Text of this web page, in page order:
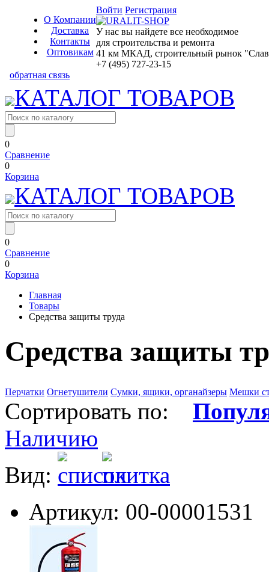
О Компании
Доставка
Контакты
Оптовикам
Войти Регистрация
У нас вы найдете все необходимое
для строительства и ремонта
41 км МКАД, строительный рынок
+7 (495) 727-23-15
обратная связь
КАТАЛОГ ТОВАРОВ
0
Сравнение
0
Корзина
КАТАЛОГ ТОВАРОВ
0
Сравнение
0
Корзина
Главная
Товары
Средства защиты труда
Средства защиты
Перчатки Огнетушители Сумки, ящики, органайзеры Мешки
Сортировать по:
Наличию
Вид:
Артикул: 00-00001531